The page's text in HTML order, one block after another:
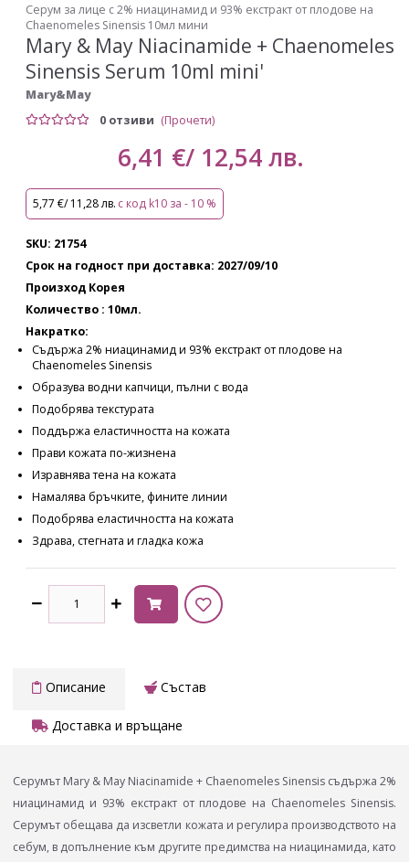
Серум за лице с 2% ниацинамид и 93% екстракт от плодове на
Chaenomeles Sinensis 10мл мини
Mary & May Niacinamide + Chaenomeles
Sinensis Serum 10ml mini'
Mary&May
0 отзиви (Прочети)
6,41 €/ 12,54 лв.
5,77 €/ 11,28 лв. с код k10 за - 10 %
SKU: 21754
Срок на годност при доставка: 2027/09/10
Произход Корея
Количество : 10мл.
Накратко:
Съдържа 2% ниацинамид и 93% екстракт от плодове на
Chaenomeles Sinensis
Образува водни капчици, пълни с вода
Подобрява текстурата
Поддържа еластичността на кожата
Прави кожата по-жизнена
Изравнява тена на кожата
Намалява бръчките, фините линии
Подобрява еластичността на кожата
Здрава, стегната и гладка кожа
Описание Състав
Доставка и връщане
Серумът Mary & May Niacinamide + Chaenomeles Sinensis съдържа 2%
ниацинамид и 93% екстракт от плодове на Chaenomeles Sinensis.
Серумът обещава да изсветли кожата и регулира производството на
себум, в допълнение към другите предимства на ниацинамида, като